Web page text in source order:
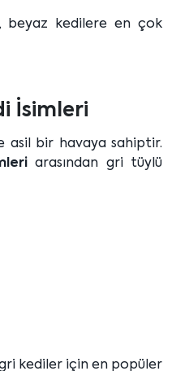
, beyaz kedilere en çok
İsimleri
asil bir havaya sahiptir.
arasından gri tüylü
kediler için en popüler